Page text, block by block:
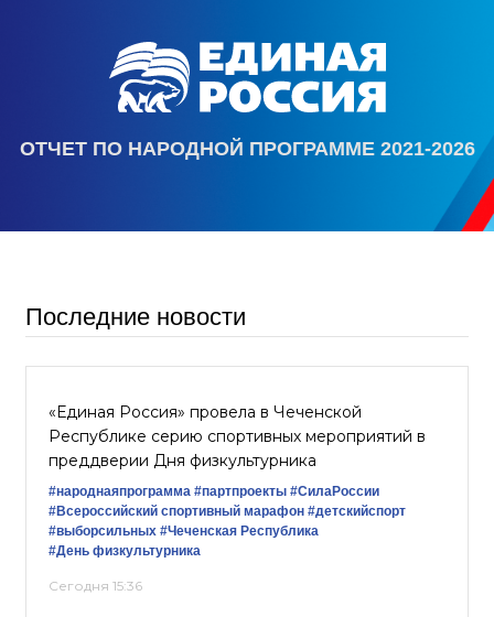
ОТЧЕТ ПО НАРОДНОЙ ПРОГРАММЕ 2021-2026
Последние новости
«Единая Россия» провела в Чеченской
Республике серию спортивных мероприятий в
преддверии Дня физкультурника
#народнаяпрограмма #партпроекты #СилаРоссии
#Всероссийский спортивный марафон #детскийспорт
#выборсильных #Чеченская Республика
#День физкультурника
Сегодня 15:36